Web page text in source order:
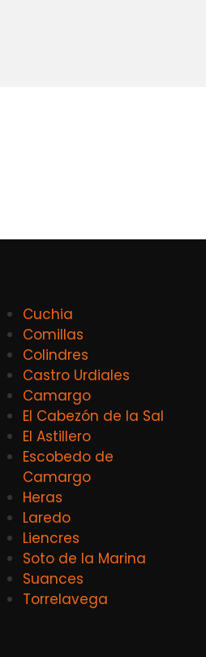
Cuchia
Comillas
Colindres
Castro Urdiales
Camargo
El Cabezón de la Sal
El Astillero
Escobedo de
Camargo
Heras
Laredo
Liencres
Soto de la Marina
Suances
Torrelavega